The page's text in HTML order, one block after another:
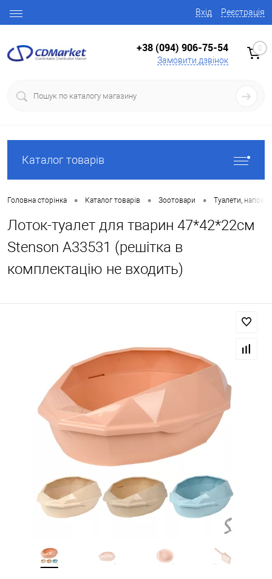
Вхід Реєстрація
+38 (094) 906-75-54
Замовити дзвінок
0
Каталог товарів
Головна сторінка • Каталог товарів • Зоотовари • Туалети,
Лоток-туалет для тварин 47*42*22см
Stenson A33531 (решітка в
комплектацію не входить)